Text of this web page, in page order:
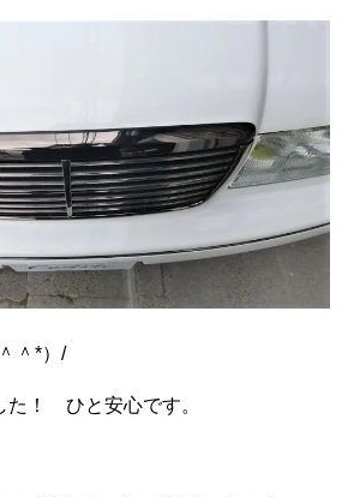
＾*）/
た！ ひと安心です。